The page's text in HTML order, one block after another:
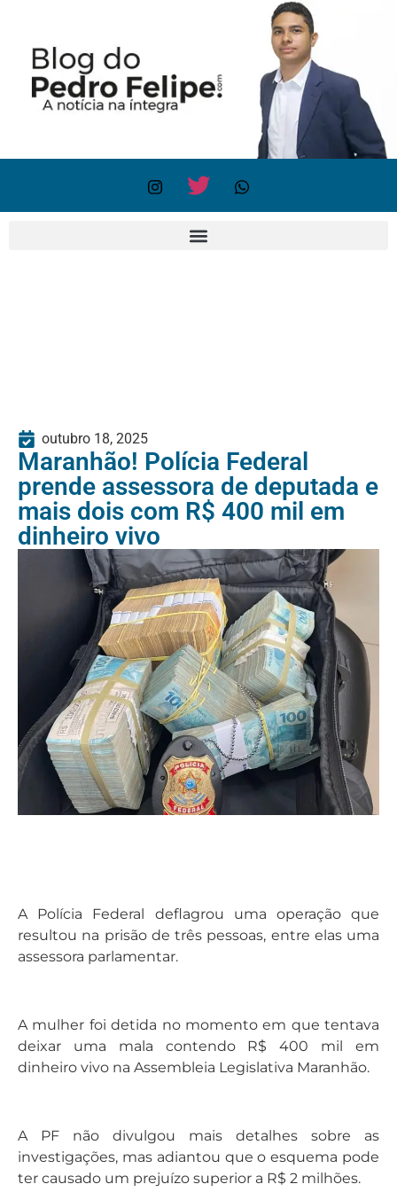
outubro 18, 2025
Maranhão! Polícia Federal
prende assessora de deputada e
mais dois com R$ 400 mil em
dinheiro vivo
A Polícia Federal deflagrou uma operação que
resultou na prisão de três pessoas, entre elas uma
assessora parlamentar.
A mulher foi detida no momento em que tentava
deixar uma mala contendo R$ 400 mil em
dinheiro vivo na Assembleia Legislativa Maranhão.
A PF não divulgou mais detalhes sobre as
investigações, mas adiantou que o esquema pode
ter causado um prejuízo superior a R$ 2 milhões.